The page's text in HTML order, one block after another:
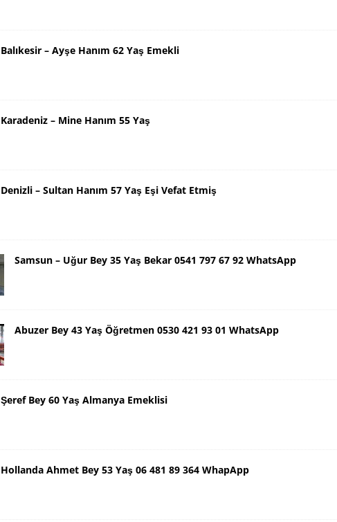
Balıkesir – Ayşe Hanım 62 Yaş Emekli
Karadeniz – Mine Hanım 55 Yaş
Denizli – Sultan Hanım 57 Yaş Eşi Vefat Etmiş
Samsun – Uğur Bey 35 Yaş Bekar 0541 797 67 92 WhatsApp
Abuzer Bey 43 Yaş Öğretmen 0530 421 93 01 WhatsApp
Şeref Bey 60 Yaş Almanya Emeklisi
Hollanda Ahmet Bey 53 Yaş 06 481 89 364 WhapApp